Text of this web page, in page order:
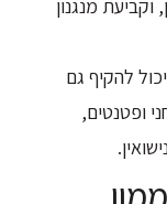
וקביעת מנגנון
להקיף גם
ופטנטים,